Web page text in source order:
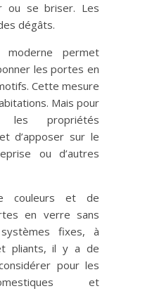
ou se briser. Les
dégâts.
moderne permet
les portes en
Cette mesure
Mais pour
propriétés
d’apposer sur le
ou d’autres
couleurs et de
en verre sans
fixes, à
pliants, il y a de
pour les
et